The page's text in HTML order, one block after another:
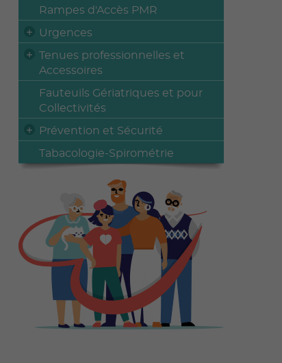
Rampes d'Accès PMR
Urgences
Tenues professionnelles et
Accessoires
Fauteuils Gériatriques et pour
Collectivités
Prévention et Sécurité
Tabacologie-Spirométrie